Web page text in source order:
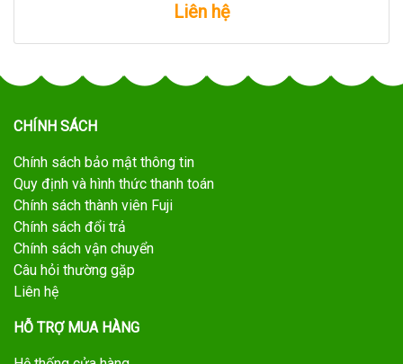
Liên hệ
CHÍNH SÁCH
Chính sách bảo mật thông tin
Quy định và hình thức thanh toán
Chính sách thành viên Fuji
Chính sách đổi trả
Chính sách vận chuyển
Câu hỏi thường gặp
Liên hệ
HỖ TRỢ MUA HÀNG